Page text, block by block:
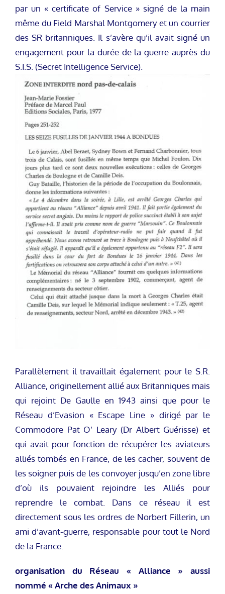
par un « certificate of Service » signé de la main
même du Field Marshal Montgomery et un courrier
des SR britanniques. Il s’avère qu’il avait signé un
engagement pour la durée de la guerre auprès du
S.I.S. (Secret Intelligence Service).
Parallèlement il travaillait également pour le S.R.
Alliance, originellement allié aux Britanniques mais
qui rejoint De Gaulle en 1943 ainsi que pour le
Réseau d’Evasion « Escape Line » dirigé par le
Commodore Pat O’ Leary (Dr Albert Guérisse) et
qui avait pour fonction de récupérer les aviateurs
alliés tombés en France, de les cacher, souvent de
les soigner puis de les convoyer jusqu’en zone libre
d’où ils pouvaient rejoindre les Alliés pour
reprendre le combat. Dans ce réseau il est
directement sous les ordres de Norbert Fillerin, un
ami d’avant-guerre, responsable pour tout le Nord
de la France.
organisation du Réseau « Alliance » aussi
nommé « Arche des Animaux »